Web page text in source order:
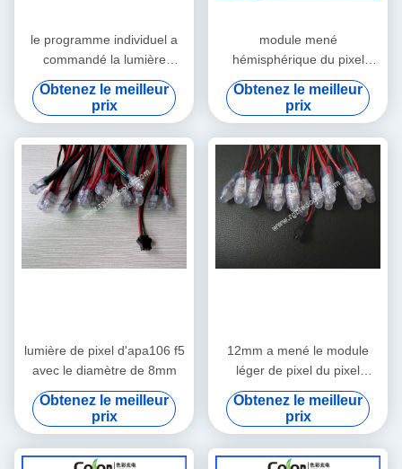
le programme individuel a
commandé la lumière
numérique de tache menée
par RVB avec la lentille de
60 degrés
Obtenez le meilleur
prix
module mené
hémisphérique du pixel
lpd8806
Obtenez le meilleur
prix
lumière de pixel d'apa106 f5
avec le diamètre de 8mm
Obtenez le meilleur
prix
12mm a mené le module
léger de pixel du pixel
apa106 f8
Obtenez le meilleur
prix